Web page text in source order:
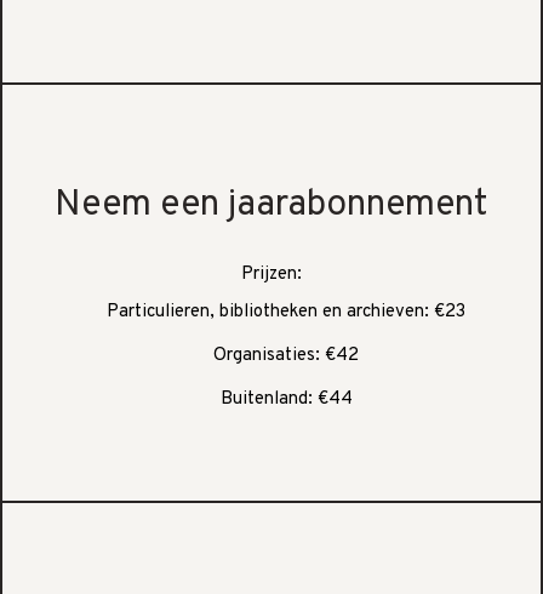
Neem een jaarabonnement
Prijzen:
Particulieren, bibliotheken en archieven: €23
Organisaties: €42
Buitenland: €44